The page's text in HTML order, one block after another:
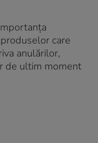
care
anulărilor,
de ultim moment